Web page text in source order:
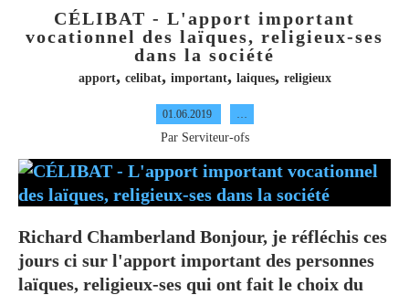
CÉLIBAT - L'apport important
vocationnel des laïques, religieux-ses
dans la société
apport, celibat, important, laiques, religieux
01.06.2019 …
Par Serviteur-ofs
Richard Chamberland Bonjour, je réfléchis ces
jours ci sur l'apport important des personnes
laïques, religieux-ses qui ont fait le choix du